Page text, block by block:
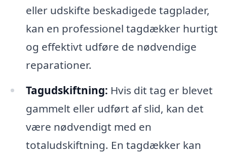
eller udskifte beskadigede tagplader,
kan en professionel tagdækker hurtigt
og effektivt udføre de nødvendige
reparationer.
Tagudskiftning: Hvis dit tag er blevet
gammelt eller udført af slid, kan det
være nødvendigt med en
totaludskiftning. En tagdækker kan